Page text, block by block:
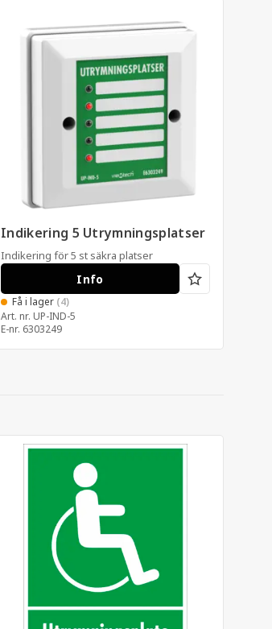
Indikering 5 Utrymningsplatser
Indikering för 5 st säkra platser
Info
Få i lager (4)
Art. nr. UP-IND-5
E-nr. 6303249